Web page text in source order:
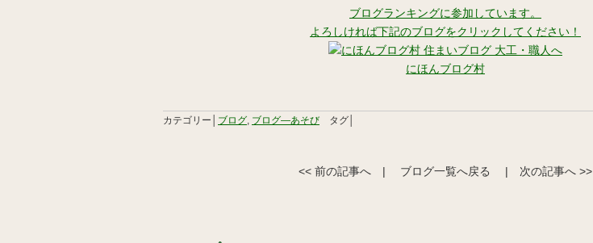
ブログランキングに参加しています。
よろしければ下記のブログをクリックしてください！
にほんブログ村
カテゴリー│ ブログ ブログ―あそび タグ│
<< 前の記事へ | ブログ一覧へ戻る | 次の記事へ >>